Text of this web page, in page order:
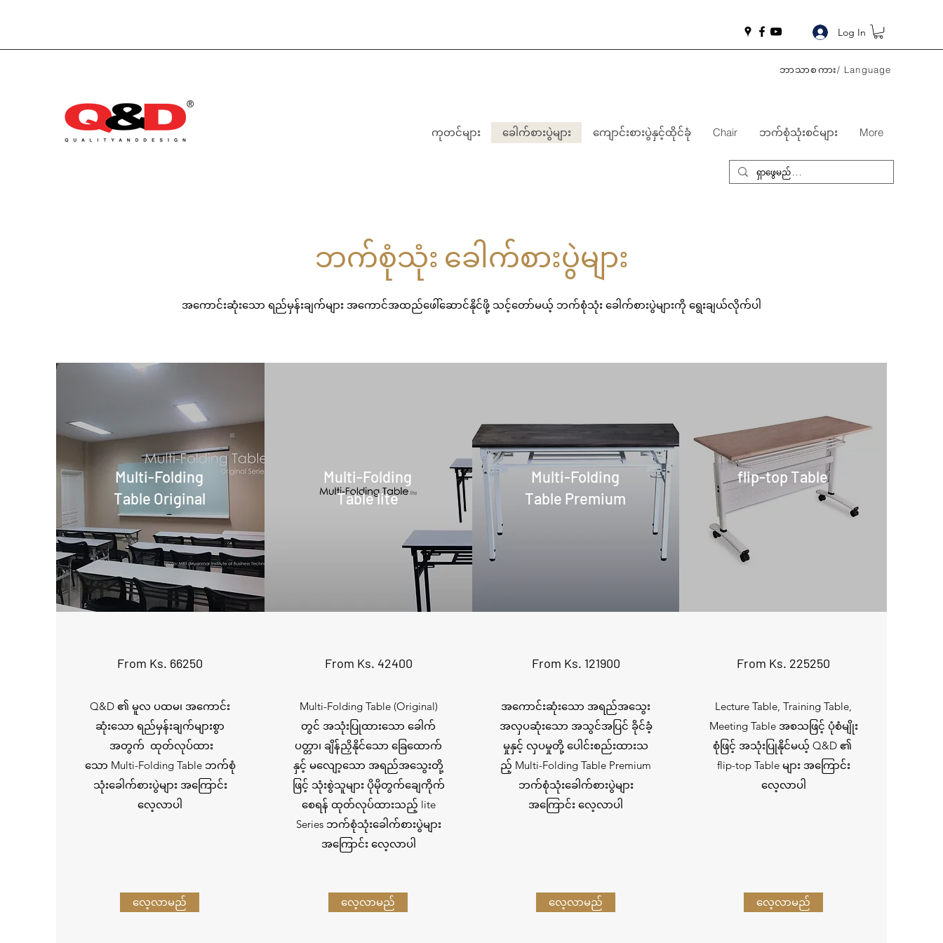
Log In
ဘာသာစကား/ Language
ကုတင်များ ခေါက်စားပွဲများ ကျောင်းစားပွဲနှင့်ထိုင်ခုံ Chair ဘက်စုံသုံးစင်များ More
ဘက်စုံသုံး ခေါက်စားပွဲများ
အကောင်းဆုံးသော ရည်မှန်းချက်များ အကောင်အထည်ဖေါ်ဆောင်နိုင်ဖို့ သင့်တော်မယ့် ဘက်စုံသုံး ခေါက်စားပွဲများကို ရွေးချယ်လိုက်ပါ
Multi-Folding
Table Original
Multi-Folding
Table lite
Multi-Folding
Table Premium
flip-top Table
From Ks. 66250
Q&D ၏ မူလ ပထမ၊ အကောင်း
ဆုံးသော ရည်မှန်းချက်များစွာ
အတွက် ထုတ်လုပ်ထား
သော Multi-Folding Table ဘက်စုံ
သုံးခေါက်စားပွဲများ အကြောင်း
လေ့လာပါ
လေ့လာမည်
From Ks. 42400
Multi-Folding Table (Original)
တွင် အသုံးပြုထားသော ခေါက်
ပတ္တာ၊ ချိန်ညှိနိုင်သော ခြေထောက်
နှင့် မလျော့သော အရည်အသွေးတို့
ဖြင့် သုံးစွဲသူများ ပိုမိုတွက်ချေကိုက်
စေရန် ထုတ်လုပ်ထားသည့် lite
Series ဘက်စုံသုံးခေါက်စားပွဲများ
အကြောင်း လေ့လာပါ
လေ့လာမည်
From Ks. 121900
အကောင်းဆုံးသော အရည်အသွေး
အလှပဆုံးသော အသွင်အပြင် ခိုင်ခံ့
မှုနှင့် လှပမှုတို့ ပေါင်းစည်းထားသ
ည့် Multi-Folding Table Premium
ဘက်စုံသုံးခေါက်စားပွဲများ
အကြောင်း လေ့လာပါ
လေ့လာမည်
From Ks. 225250
Lecture Table, Training Table,
Meeting Table အစသဖြင့် ပုံစံမျိုး
စုံဖြင့် အသုံးပြုနိုင်မယ့် Q&D ၏
flip-top Table များ အကြောင်း
လေ့လာပါ
လေ့လာမည်